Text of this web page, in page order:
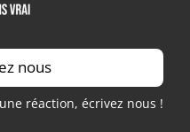
nous
réaction, écrivez nous !